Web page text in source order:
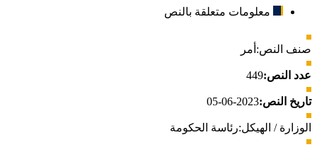
معلومات متعلقة بالنص
صنف النص: أمر
عدد النص:449
تاريخ النص:2023-06-05
الوزارة / الهيكل:رئاسة الحكومة